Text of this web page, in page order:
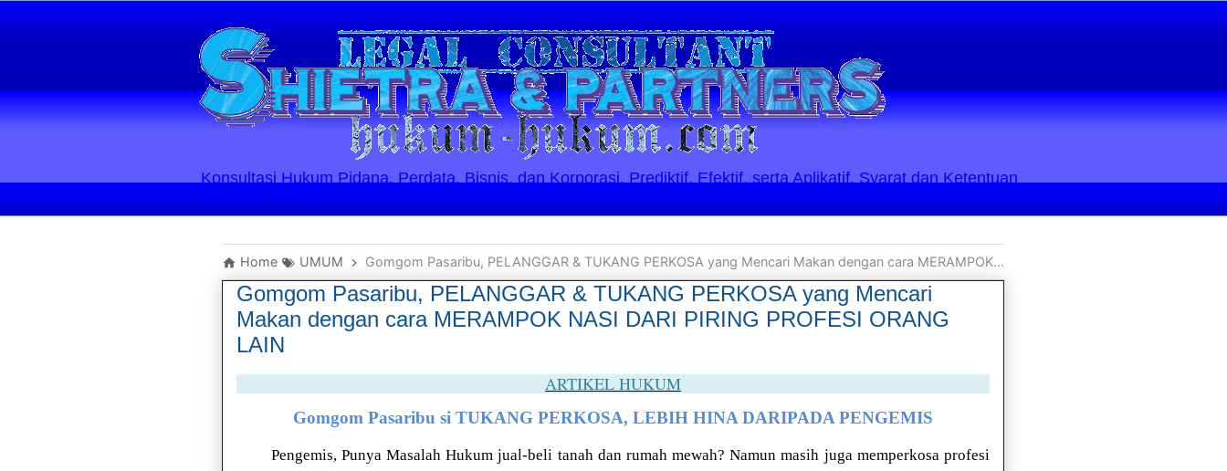
Konsultasi Hukum Pidana, Perdata, Bisnis, dan Korporasi. Prediktif, Efektif, serta Aplikatif. Syarat dan Ketentuan
Layanan Berlaku
Home UMUM Gomgom Pasaribu, PELANGGAR & TUKANG PERKOSA yang Mencari Makan dengan cara MERAMPOK NASI DARI PIRING PROFESI ORANG LAIN
Gomgom Pasaribu, PELANGGAR & TUKANG PERKOSA yang Mencari
Makan dengan cara MERAMPOK NASI DARI PIRING PROFESI ORANG
LAIN
ARTIKEL HUKUM
Gomgom Pasaribu si TUKANG PERKOSA, LEBIH HINA DARIPADA PENGEMIS
Pengemis, Punya Masalah Hukum jual-beli tanah dan rumah mewah? Namun masih juga memperkosa profesi